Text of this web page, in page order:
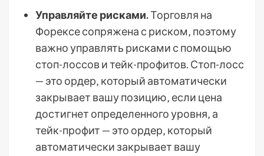
Управляйте рисками.Торговля на
Форексе сопряжена с риском‚ поэтому
важно управлять рисками с помощью
стоп-лоссов и тейк-профитов. Стоп-лосс
— это ордер‚ который автоматически
закрывает вашу позицию‚ если цена
достигнет определенного уровня‚ а
тейк-профит — это ордер‚ который
автоматически закрывает вашу